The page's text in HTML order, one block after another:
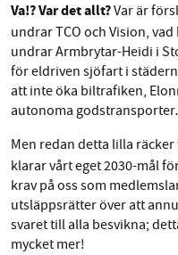
Va!? Var det allt?Var är
undrar TCO och Vision,
undrar Armbrytar-Heidi i
för eldriven sjöfart i
att inte öka biltrafiken,
autonoma
Men redan detta lilla räcker
klarar vårt eget 2030-mål
krav på oss som
utsläppsrätter över att
svaret till alla besvikna;
mycket mer!